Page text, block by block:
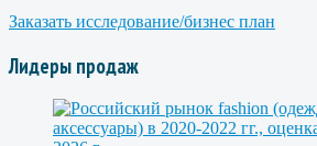
Заказать исследование/бизнес план
Лидеры продаж